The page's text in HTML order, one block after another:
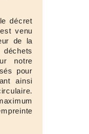
décret
venu
de la
notre
pour
ainsi